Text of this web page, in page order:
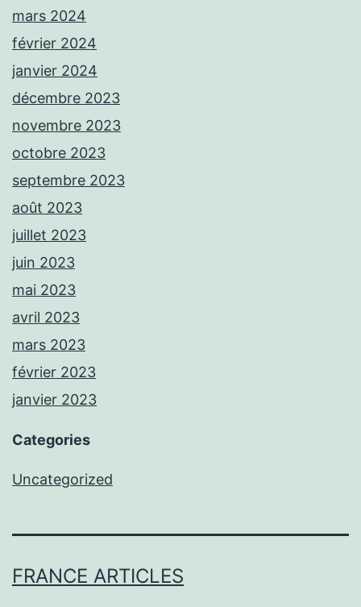
mars 2024
février 2024
janvier 2024
décembre 2023
novembre 2023
octobre 2023
septembre 2023
août 2023
juillet 2023
juin 2023
mai 2023
avril 2023
mars 2023
février 2023
janvier 2023
Categories
Uncategorized
FRANCE ARTICLES